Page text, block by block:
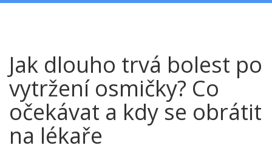
Jak dlouho trvá bolest po
vytržení osmičky? Co
očekávat a kdy se obrátit
na lékaře